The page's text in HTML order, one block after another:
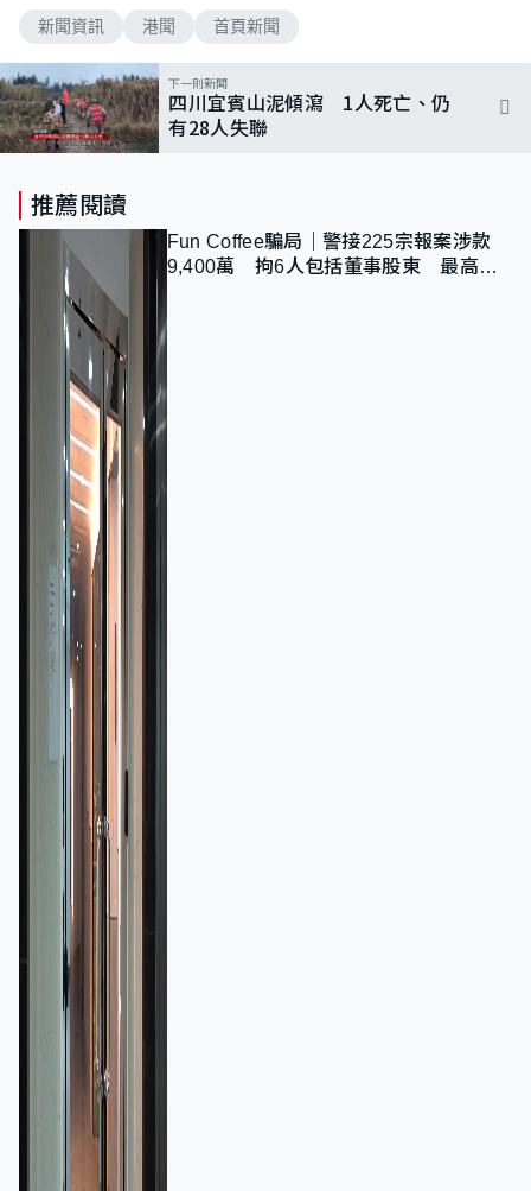
新聞資訊 港聞 首頁新聞
下一則新聞
四川宜賓山泥傾瀉 1人死亡、仍
有28人失聯
推薦閱讀
Fun Coffee騙局｜警接225宗報案涉款
9,400萬 拘6人包括董事股東 最高金